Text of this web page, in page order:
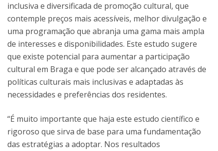
inclusiva e diversificada de promoção cultural, que
contemple preços mais acessíveis, melhor divulgação e
uma programação que abranja uma gama mais ampla
de interesses e disponibilidades. Este estudo sugere
que existe potencial para aumentar a participação
cultural em Braga e que pode ser alcançado através de
políticas culturais mais inclusivas e adaptadas às
necessidades e preferências dos residentes.
“É muito importante que haja este estudo científico e
rigoroso que sirva de base para uma fundamentação
das estratégias a adoptar. Nos resultados